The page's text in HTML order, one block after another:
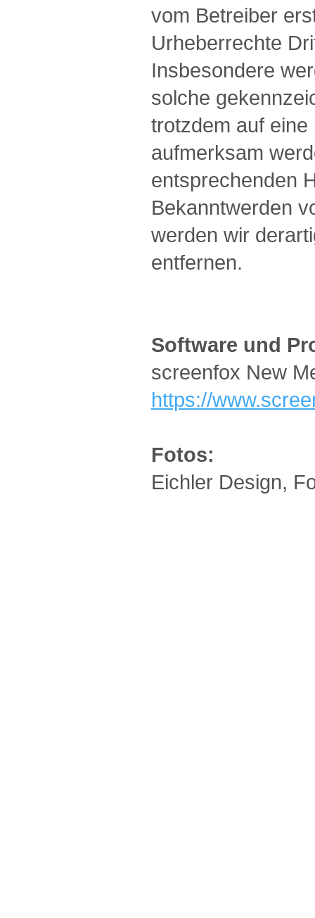
vom Betreiber
Urheberrechte
Insbesondere
solche
trotzdem auf
aufmerksam
entsprechenden
Bekanntwerden
werden wir
entfernen.
Software und
screenfox New
https://
Fotos:
Eichler Design,